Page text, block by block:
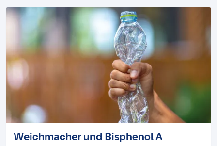
Weichmacher und Bisphenol A